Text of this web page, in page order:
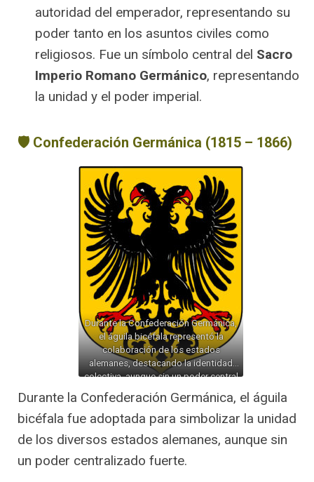
autoridad del emperador, representando su
poder tanto en los asuntos civiles como
religiosos. Fue un símbolo central del Sacro
Imperio Romano Germánico, representando
la unidad y el poder imperial.
🛡️ Confederación Germánica (1815 – 1866)
Durante la Confederación Germánica,
el águila bicéfala representó la
colaboración de los estados
alemanes, destacando la identidad
colectiva, aunque sin un poder central
Durante la Confederación Germánica, el águila
bicéfala fue adoptada para simbolizar la unidad
de los diversos estados alemanes, aunque sin
un poder centralizado fuerte.